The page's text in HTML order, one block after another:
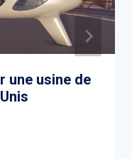
une usine de